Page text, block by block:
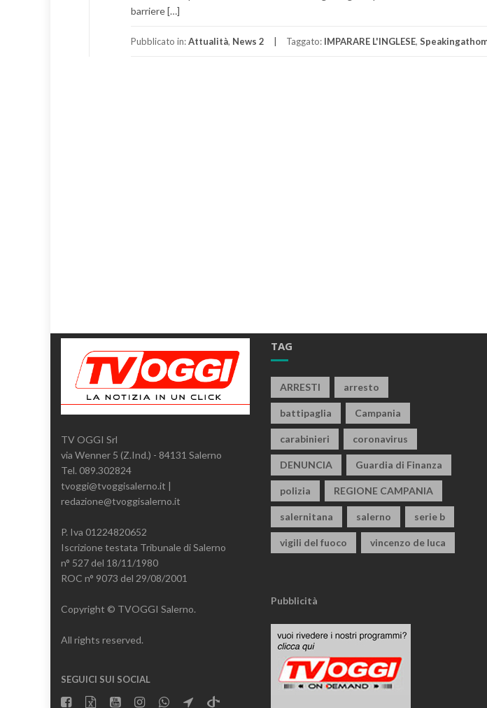
barriere […]
Pubblicato in:Attualità, News 2 Taggato: IMPARARE L'INGLESE,
TV OGGI Srl
via Wenner 5 (Z.Ind.) - 84131 Salerno
Tel. 089.302824
tvoggi@tvoggisalerno.it |
redazione@tvoggisalerno.it
P. Iva 01224820652
Iscrizione testata Tribunale di Salerno
n° 527 del 18/11/1980
ROC n° 9073 del 29/08/2001
Copyright © TVOGGI Salerno.
All rights reserved.
SEGUICI SUI SOCIAL
TAG
ARRESTI arresto
battipaglia Campania
carabinieri coronavirus
DENUNCIA Guardia di Finanza
polizia REGIONE CAMPANIA
salernitana salerno serie b
vigili del fuoco vincenzo de luca
Pubblicità